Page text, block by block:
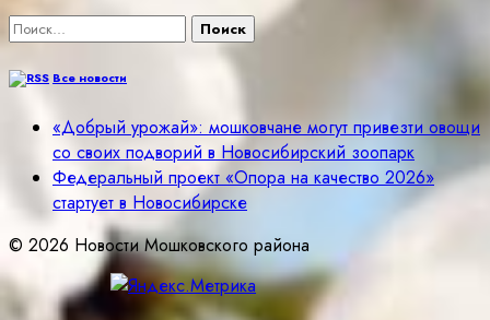
Найти:
Все новости
«Добрый урожай»: мошковчане могут привезти овощи
со своих подворий в Новосибирский зоопарк
Федеральный проект «Опора на качество 2026»
стартует в Новосибирске
© 2026 Новости Мошковского района